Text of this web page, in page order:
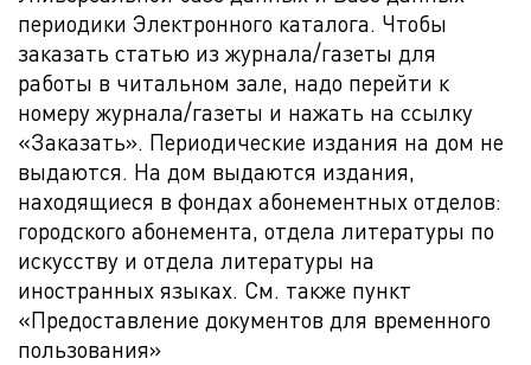
периодики Электронного каталога. Чтобы
заказать статью из журнала/газеты для
работы в читальном зале, надо перейти к
номеру журнала/газеты и нажать на ссылку
«Заказать». Периодические издания на дом не
выдаются. На дом выдаются издания,
находящиеся в фондах абонементных отделов:
городского абонемента, отдела литературы по
искусству и отдела литературы на
иностранных языках. См. также пункт
«Предоставление документов для временного
пользования»